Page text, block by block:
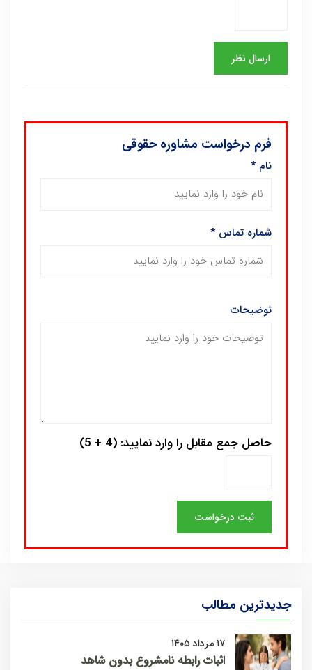
فرم درخواست مشاوره حقوقی
نام*
شماره تماس*
توضیحات
حاصل جمع مقابل را وارد نمایید: (4 + 5)
جدیدترین مطالب
۱۷ مرداد ۱۴۰۵
اثبات رابطه نامشروع بدون شاهد